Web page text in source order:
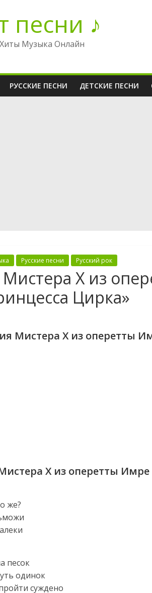
песни ♪
Музыка Онлайн
РУССКИЕ ПЕСНИ ДЕТСКИЕ ПЕСНИ
Русские песни Русский рок
Х из
Цирка»
Мистера Х из оперетты
Х из оперетты
же?
песок
одинок
суждено